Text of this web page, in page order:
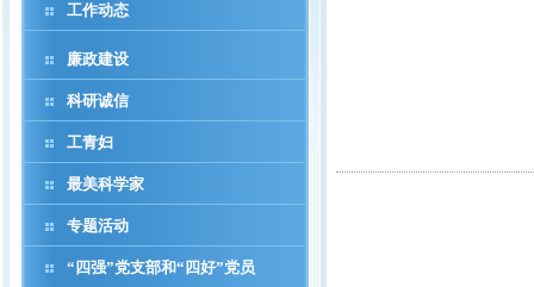
工作动态
廉政建设
科研诚信
工青妇
最美科学家
专题活动
“四强”党支部和“四好”党员